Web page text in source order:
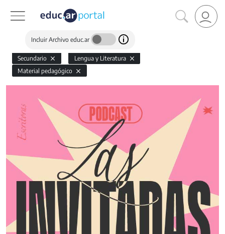
Incluir Archivo educ.ar
Secundario
Lengua y Literatura
Material pedagógico